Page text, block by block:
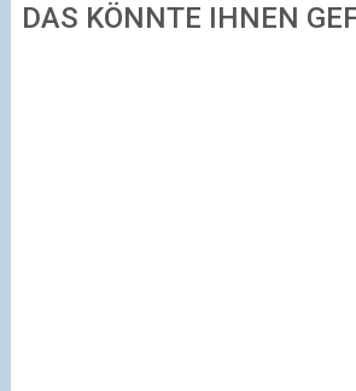
DAS KÖNNTE IHNEN